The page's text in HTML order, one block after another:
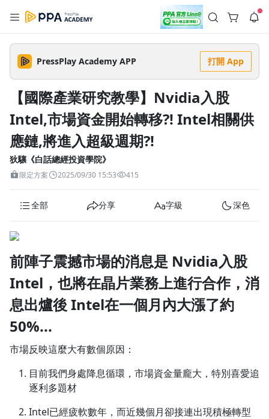
註冊領取 上千元優惠券！
公告
🌞 PPA 避暑津貼．冷氣房升級｜期間快閃活動
🥵 酷暑限時快閃｜單筆滿 NT$2,500 現折 NT$300、再贈最高
2% 點數回饋！🚀 酷暑來襲．偷偷在冷氣房升級 📈⭐️ 【冷氣房
進修 限時開跑】◾單筆滿 NT$2,500 現折 NT$300◾活動期間：
即日起 - 8/13（只有一週）-📣 酷暑季好康 \ 再加碼 /→ 點數回饋
無上限🔥購買任一課程 or 訂閱✅ 消費即享回饋 1% 點數✅ 滿
$5,000 回饋 2% 點數🎁 此為 PPA 官方帳號 Line@ 專屬活動，加
入好友👉 享有「渠道專屬活動」及「個人化推播」！
5 天前
查看全部
PressPlay Academy APP 打開 App
【國際產業研究教學】Nvidia入股
Intel,市場資金開始轉移?! Intel相關供
應鏈,將進入超級週期?!
狄驤《白話總經投資學院》
限定方案 2025/09/30 15:53 415
全部 分享 字級 深色
前陣子震撼市場的消息是 Nvidia入股
Intel，也將在晶片業務上進行合作，消
息出爐後 Intel在一個月內大漲了約
50%...
市場反映這麼大有數個原因：
目前我們身處降息循環，市場資金量龐大，特別喜愛追
逐利多題材
Intel已經疲軟數年，而近幾個月卻接連出現積極轉型
--:-- --:--
1.0x
播放速度
1.75x
1.25x
1.0x
0.75x
追蹤列表
沒有播放清單
返回播放器
清除全部